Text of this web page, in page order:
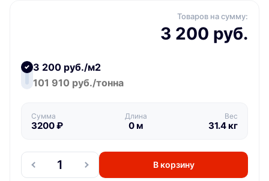
Товаров на сумму:
3 200 руб.
3 200 руб./м2
101 910 руб./тонна
Сумма
3200₽
Длина
0м
Вес
31.4кг
В корзину